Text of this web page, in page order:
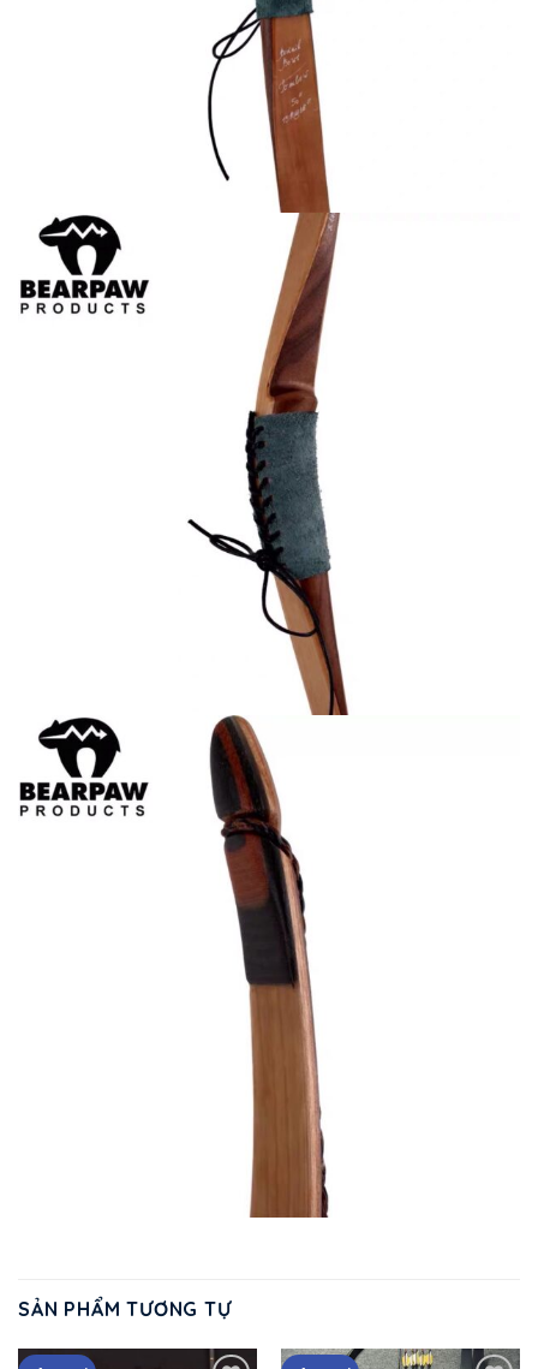
SẢN PHẨM TƯƠNG TỰ